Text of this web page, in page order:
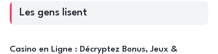
Les gens lisent
Casino en Ligne : Décryptez Bonus, Jeux &